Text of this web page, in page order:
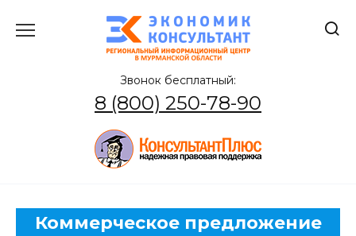
содержанию
Звонок бесплатный:
8 (800) 250-78-90
Коммерческое предложение